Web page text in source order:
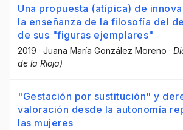
Una propuesta (atípica) de
la enseñanza de la filosofía del
de sus "figuras ejemplares"
2019 · Juana María González Moreno ·
de la Rioja)
"Gestación por sustitución" y
valoración desde la autonomía
las mujeres